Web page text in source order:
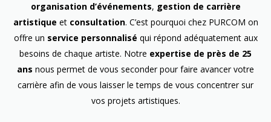
organisation d’événements, gestion de carrière
artistique etconsultation. C’est pourquoi chez PURCOM on
offre un service personnalisé qui répond adéquatement aux
besoins de chaque artiste. Notre expertise de près de 25
ans nous permet de vous seconder pour faire avancer votre
carrière afin de vous laisser le temps de vous concentrer sur
vos projets artistiques.